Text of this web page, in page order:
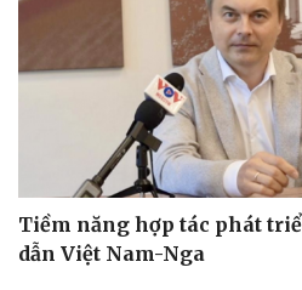
Tiềm năng hợp tác phát
dẫn Việt Nam-Nga